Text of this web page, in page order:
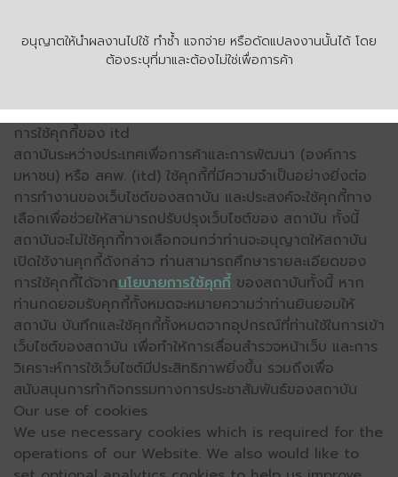
อนุญาตให้นำผลงานไปใช้ ทำซ้ำ แจกจ่าย หรือดัดแปลงงานนั้นได้ โดย
ต้องระบุที่มาและต้องไม่ใช่เพื่อการค้า
การใช้คุกกี้ของ itd
สถาบันระหว่างประเทศเพื่อการค้าและการพัฒนา (องค์การ
มหาชน) หรือ สคพ. (itd) ใช้คุกกี้ที่มีความจำเป็นอย่างยิ่งต่อ
การทำงานของเว็บไซต์ของสถาบัน และประสงค์จะใช้คุกกี้ทาง
เลือกเพื่อช่วยให้สามารถปรับปรุงเว็บไซต์ของ สถาบัน ทั้งนี้
สถาบันจะไม่ใช้คุกกี้ทางเลือกจนกว่าท่านจะอนุญาตให้สถาบัน
เปิดใช้งานคุกกี้ดังกล่าว ท่านสามารถศึกษารายละเอียดของ
การใช้คุกกี้ได้จากนโยบายการใช้คุกกี้ ของสถาบันทั้งนี้ หาก
ท่านกดยอมรับคุกกี้ทั้งหมดจะหมายความว่าท่านยินยอมให้
สถาบัน บันทึกและใช้คุกกี้ทั้งหมดจากอุปกรณ์ที่ท่านใช้ในการเข้า
เว็บไซต์ของสถาบัน เพื่อทำให้การเลื่อนสำรวจหน้าเว็บ และการ
วิเคราะห์การใช้เว็บไซต์มีประสิทธิภาพยิ่งขึ้น รวมถึงเพื่อ
สนับสนุนการทำกิจกรรมทางการประชาสัมพันธ์ของสถาบัน
Our use of cookies
We use necessary cookies which is required for the
operations of our Website. We also would like to